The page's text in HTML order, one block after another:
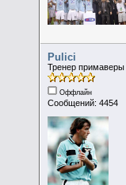
Pulici
Тренер примаверы
Оффлайн
Сообщений: 4454